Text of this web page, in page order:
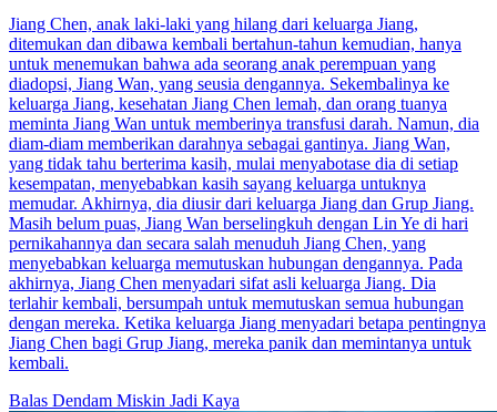
Jiang Chen, anak laki-laki yang hilang dari keluarga Jiang,
ditemukan dan dibawa kembali bertahun-tahun kemudian, hanya
untuk menemukan bahwa ada seorang anak perempuan yang
diadopsi, Jiang Wan, yang seusia dengannya. Sekembalinya ke
keluarga Jiang, kesehatan Jiang Chen lemah, dan orang tuanya
meminta Jiang Wan untuk memberinya transfusi darah. Namun, dia
diam-diam memberikan darahnya sebagai gantinya. Jiang Wan,
yang tidak tahu berterima kasih, mulai menyabotase dia di setiap
kesempatan, menyebabkan kasih sayang keluarga untuknya
memudar. Akhirnya, dia diusir dari keluarga Jiang dan Grup Jiang.
Masih belum puas, Jiang Wan berselingkuh dengan Lin Ye di hari
pernikahannya dan secara salah menuduh Jiang Chen, yang
menyebabkan keluarga memutuskan hubungan dengannya. Pada
akhirnya, Jiang Chen menyadari sifat asli keluarga Jiang. Dia
terlahir kembali, bersumpah untuk memutuskan semua hubungan
dengan mereka. Ketika keluarga Jiang menyadari betapa pentingnya
Jiang Chen bagi Grup Jiang, mereka panik dan memintanya untuk
kembali.
Balas Dendam Miskin Jadi Kaya